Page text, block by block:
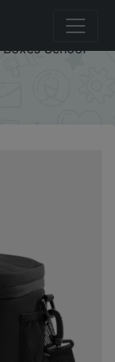
For
Women's Bag
School